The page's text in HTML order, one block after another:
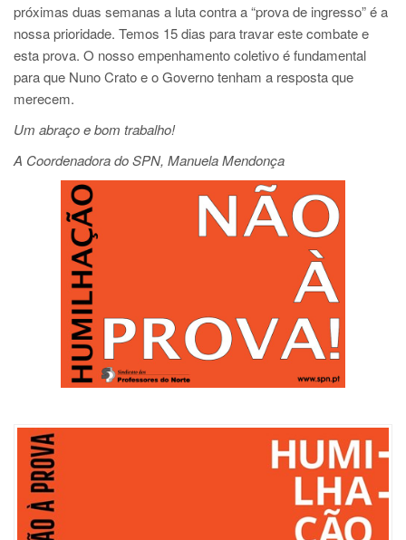
próximas duas semanas a luta contra a “prova de ingresso” é a
nossa prioridade. Temos 15 dias para travar este combate e
esta prova. O nosso empenhamento coletivo é fundamental
para que Nuno Crato e o Governo tenham a resposta que
merecem.
Um abraço e bom trabalho!
A Coordenadora do SPN, Manuela Mendonça